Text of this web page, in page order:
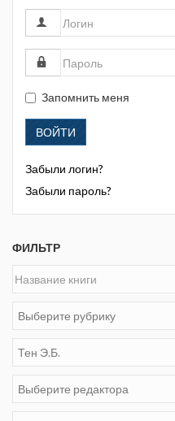
Запомнить меня
ВОЙТИ
Забыли логин?
Забыли пароль?
ФИЛЬТР